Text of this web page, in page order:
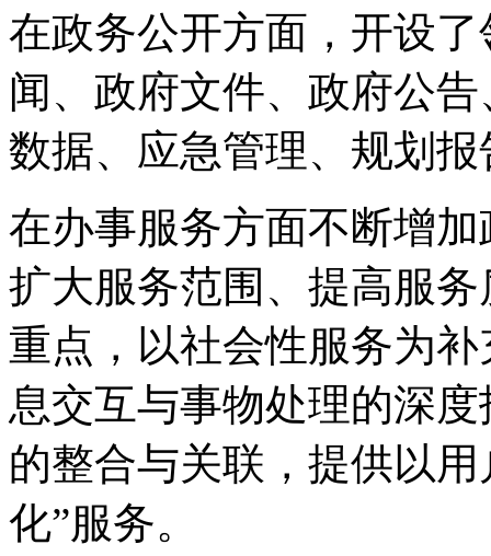
在政务公开方面，开设
闻、政府文件、政府公
数据、应急管理、规划
在办事服务方面不断增
扩大服务范围、提高服
重点，以社会性服务为
息交互与事物处理的深
的整合与关联，提供以
化”服务。